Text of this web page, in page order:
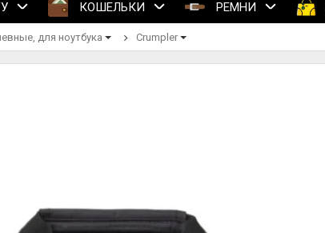
КОШЕЛЬКИ РЕМНИ
для ноутбука Crumpler